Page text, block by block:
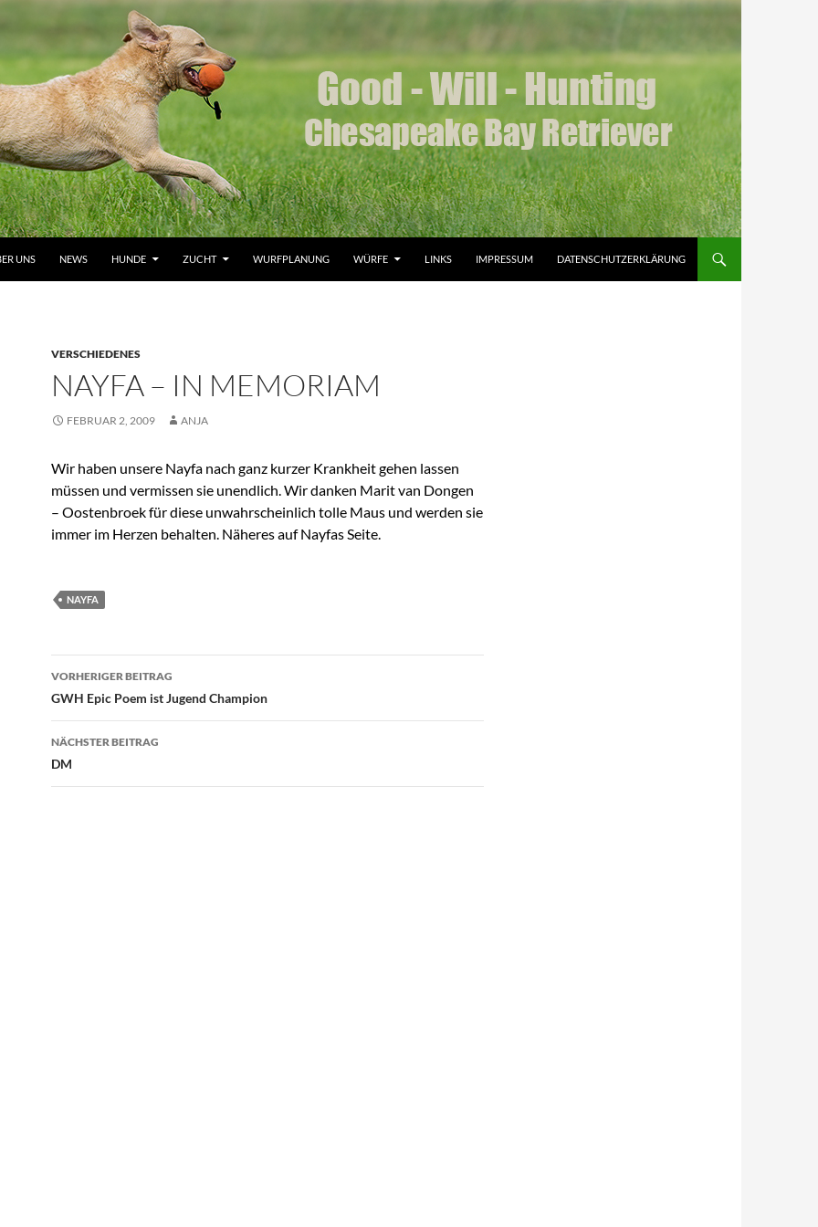
UNS NEWS HUNDE ZUCHT WURFPLANUNG WÜRFE LINKS IMPRESSUM DATENSCHUTZERKLÄRUNG
VERSCHIEDENES
NAYFA – IN MEMORIAM
FEBRUAR 2, 2009 ANJA
Wir haben unsere Nayfa nach ganz kurzer Krankheit gehen lassen
müssen und vermissen sie unendlich. Wir danken Marit van Dongen
– Oostenbroek für diese unwahrscheinlich tolle Maus und werden sie
immer im Herzen behalten. Näheres auf Nayfas Seite.
NAYFA
Beitragsnavigation
VORHERIGER BEITRAG
GWH Epic Poem ist Jugend Champion
NÄCHSTER BEITRAG
DM